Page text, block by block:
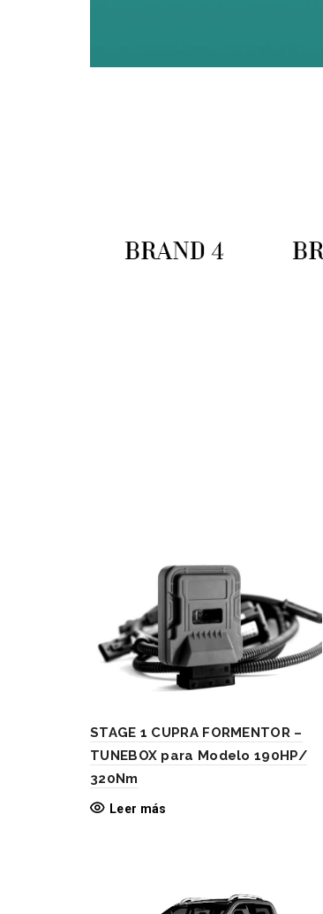
STAGE 1 CUPRA FORMENTOR –
TUNEBOX para Modelo 190HP/
320Nm
Leer más